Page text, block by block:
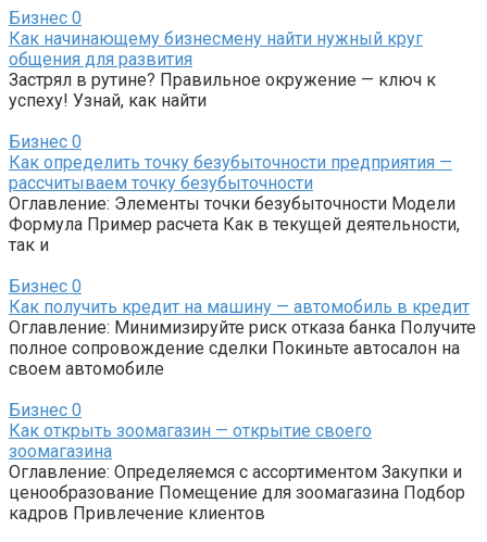
Бизнес 0
Как начинающему бизнесмену найти нужный круг
общения для развития
Застрял в рутине? Правильное окружение — ключ к
успеху! Узнай, как найти
Бизнес 0
Как определить точку безубыточности предприятия —
рассчитываем точку безубыточности
Оглавление: Элементы точки безубыточности Модели
Формула Пример расчета Как в текущей деятельности,
так и
Бизнес 0
Как получить кредит на машину — автомобиль в кредит
Оглавление: Минимизируйте риск отказа банка Получите
полное сопровождение сделки Покиньте автосалон на
своем автомобиле
Бизнес 0
Как открыть зоомагазин — открытие своего
зоомагазина
Оглавление: Определяемся с ассортиментом Закупки и
ценообразование Помещение для зоомагазина Подбор
кадров Привлечение клиентов